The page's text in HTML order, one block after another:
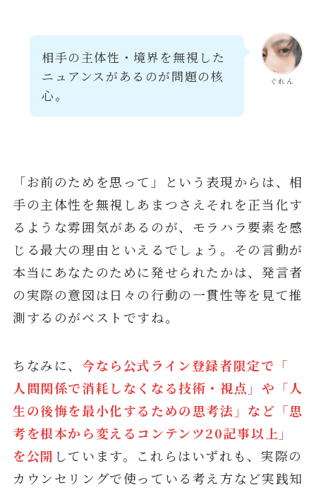
ぐれん
相手の主体性・境界を無視した
ニュアンスがあるのが問題の核
心。
「お前のためを思って」という表現からは、相
手の主体性を無視しあまつさえそれを正当化す
るような雰囲気があるのが、モラハラ要素を感
じる最大の理由といえるでしょう。その言動が
本当にあなたのために発せられたかは、発言者
の実際の意図は日々の行動の一貫性等を見て推
測するのがベストですね。
ちなみに、 今なら公式ライン登録者限定で「
人間関係で消耗しなくなる技術・視点」や「人
生の後悔を最小化するための思考法」など「思
考を根本から変えるコンテンツ20記事以上」
を公開 しています。これらはいずれも、実際の
カウンセリングで使っている考え方など実践知